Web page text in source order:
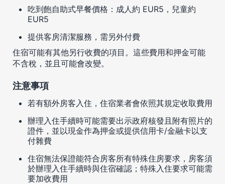
吃到飽自助式早餐價格：成人約 EUR5，兒童約
EUR5
提供客房清潔服務，需另外付費
住宿可能有其他另行收費的項目。這些費用和押金可能
不含稅，並且可能會改變。
注意事項
若有額外房客入住，住宿業者會依照其規定收取費用
辦理入住手續時可能需要出示政府核發且附有照片的
證件，並以現金作為押金或提供信用卡/金融卡以支
付雜費
住宿無法保證能符合房客所有特殊住房要求，房客須
於辦理入住手續時與住宿確認；特殊入住要求可能需
要加收費用